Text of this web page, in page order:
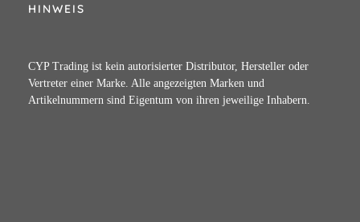
HINWEIS
CYP Trading ist kein autorisierter Distributor, Hersteller oder
Vertreter einer Marke. Alle angezeigten Marken und
Artikelnummern sind Eigentum von ihren jeweilige Inhabern.